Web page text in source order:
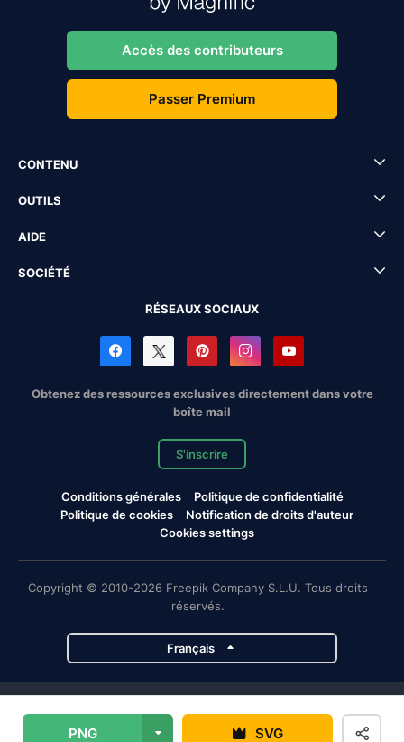
PNG SVG
Accès des contributeurs
Passer Premium
CONTENU
OUTILS
AIDE
SOCIÉTÉ
RÉSEAUX SOCIAUX
Obtenez des ressources exclusives directement dans votre
boîte mail
S'inscrire
Conditions générales
Politique de confidentialité
Politique de cookies
Notification de droits d'auteur
Cookies settings
Copyright © 2010-2026 Freepik Company S.L.U. Tous droits
réservés.
Français